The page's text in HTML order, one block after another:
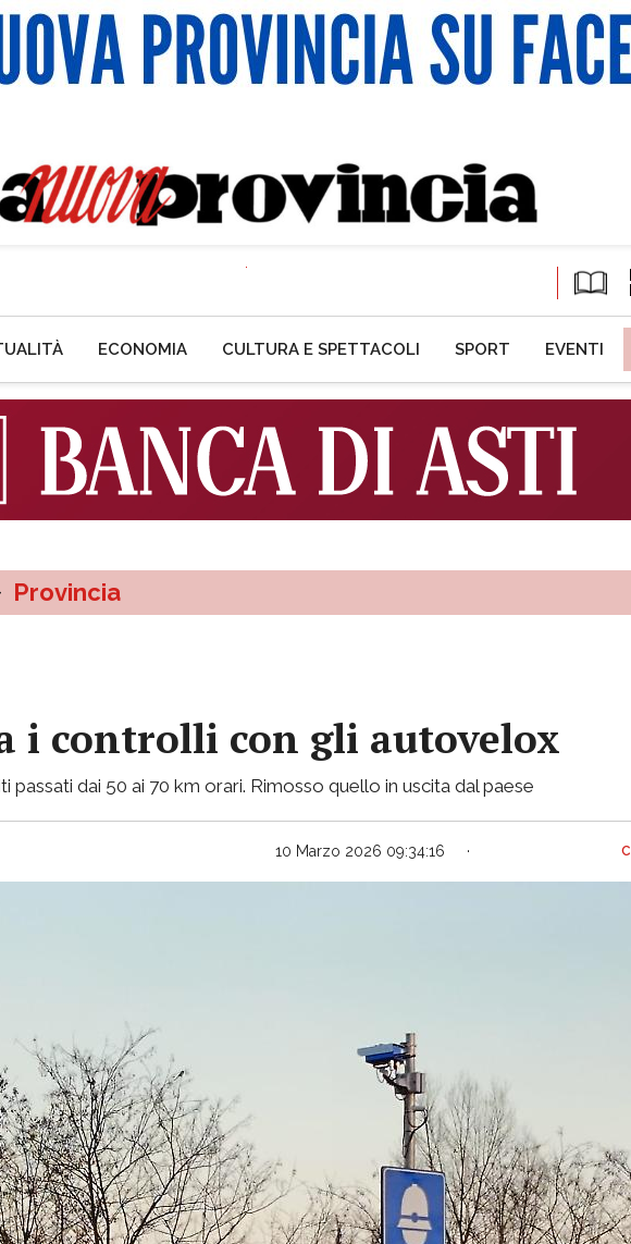
ECONOMIA CULTURA E SPETTACOLI SPORT EVENTI
Provincia
i controlli con gli autovelox
dai 50 ai 70 km orari. Rimosso quello in uscita dal paese
10 Marzo 2026 09:34:16